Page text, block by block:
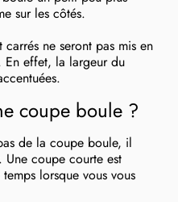
sur les côtés.
ne seront pas mis en
En effet, la largeur du
coupe boule ?
de la coupe boule, il
coupe courte est
lorsque vous vous